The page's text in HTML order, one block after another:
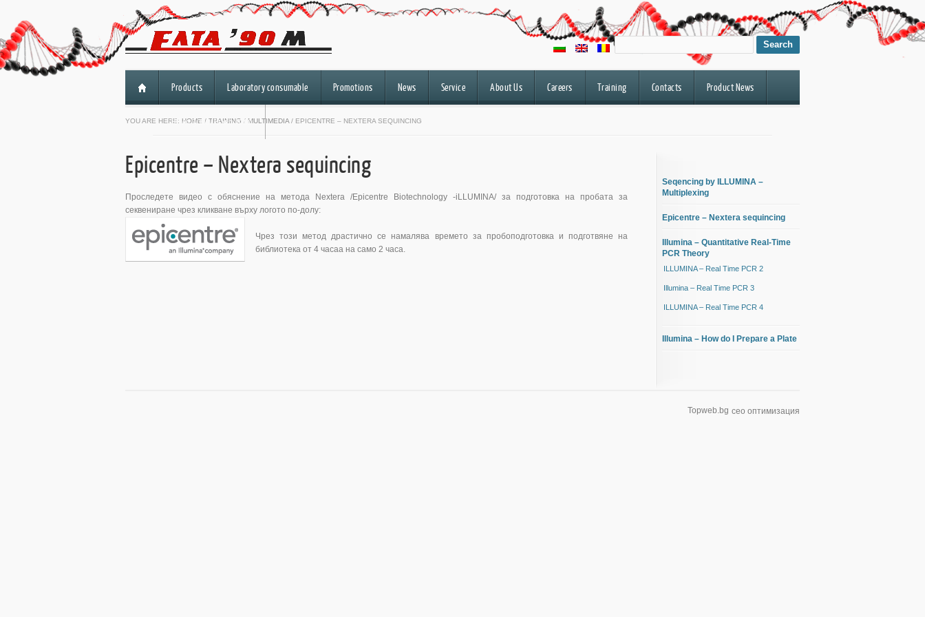
Products Laboratory consumable Promotions News Service About Us Careers Training Contacts Product News
HiSeq 3000/HiSeq 4000
YOU ARE HERE: HOME / TRAINING / MULTIMEDIA / EPICENTRE – NEXTERA SEQUINCING
Epicentre – Nextera sequincing
Проследете видео с обяснение на метода Nextera /Epicentre Biotechnology -iLLUMINA/ за подготовка на пробата за
секвениране чрез кликване върху логото по-долу:
Чрез този метод драстично се намалява времето за пробоподготовка и подготвяне на
библиотека от 4 часаа на само 2 часа.
Seqencing by ILLUMINA –
Multiplexing
Epicentre – Nextera sequincing
Illumina – Quantitative Real-Time
PCR Theory
ILLUMINA – Real Time PCR 2
Illumina – Real Time PCR 3
ILLUMINA – Real Time PCR 4
Illumina – How do I Prepare a Plate
сео оптимизация
Topweb.bg